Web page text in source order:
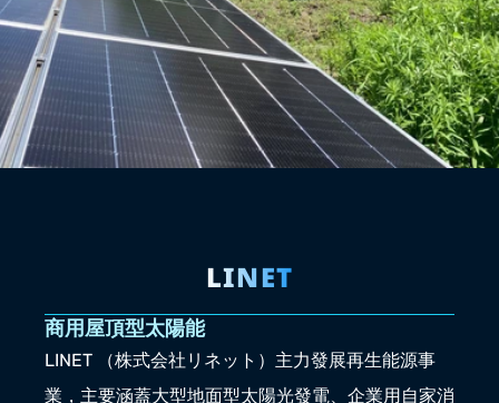
LINET
商用屋頂型太陽能
LINET （株式会社リネット）主力發展再生能源事
業，主要涵蓋大型地面型太陽光發電、企業用自家消